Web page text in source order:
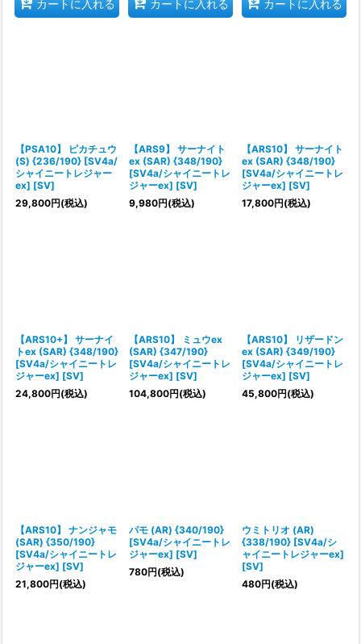
カートに入れる カートに入れる カートに入れる
【PSA10】 ピカチュウ
(S) {236/190} [SV4a/
シャイニートレジャー
ex] [SV]
29,800円(税込)
【ARS9】 サーナイト
ex (SAR) {348/190}
[SV4a/シャイニートレ
ジャーex] [SV]
9,980円(税込)
【ARS10】 サーナイト
ex (SAR) {348/190}
[SV4a/シャイニートレ
ジャーex] [SV]
17,800円(税込)
【ARS10+】 サーナイ
トex (SAR) {348/190}
[SV4a/シャイニートレ
ジャーex] [SV]
24,800円(税込)
【ARS10】 ミュウex
(SAR) {347/190}
[SV4a/シャイニートレ
ジャーex] [SV]
104,800円(税込)
【ARS10】 リザードン
ex (SAR) {349/190}
[SV4a/シャイニートレ
ジャーex] [SV]
45,800円(税込)
【ARS10】 ナンジャモ
(SAR) {350/190}
[SV4a/シャイニートレ
ジャーex] [SV]
21,800円(税込)
パモ (AR) {340/190}
[SV4a/シャイニートレ
ジャーex] [SV]
780円(税込)
ウミトリオ (AR)
{338/190} [SV4a/シ
ャイニートレジャーex]
[SV]
480円(税込)